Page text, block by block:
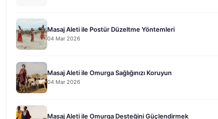
Masaj Aleti ile Postür Düzeltme Yöntemleri
04 Mar 2026
Masaj Aleti ile Omurga Sağlığınızı Koruyun
04 Mar 2026
Masaj Aleti ile Omurga Desteğini Güçlendirmek